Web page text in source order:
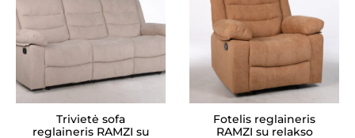
Trivietė sofa
reglaineris RAMZI su
Fotelis reglaineris
RAMZI su relakso